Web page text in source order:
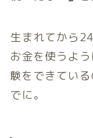
生まれてから
お金を使うよ
験をできてい
でに。